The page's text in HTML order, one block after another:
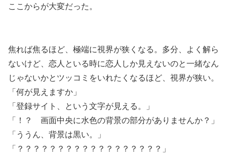
ここからが大変だった。
焦れば焦るほど、極端に視界が狭くなる。多分、よく解ら
ないけど、恋人といる時に恋人しか見えないのと一緒なん
じゃないかとツッコミをいれたくなるほど、視界が狭い。
「何が見えますか」
「登録サイト、という文字が見える。」
「！？ 画面中央に水色の背景の部分がありませんか？」
「ううん、背景は黒い。」
「？？？？？？？？？？？？？？？？？？」